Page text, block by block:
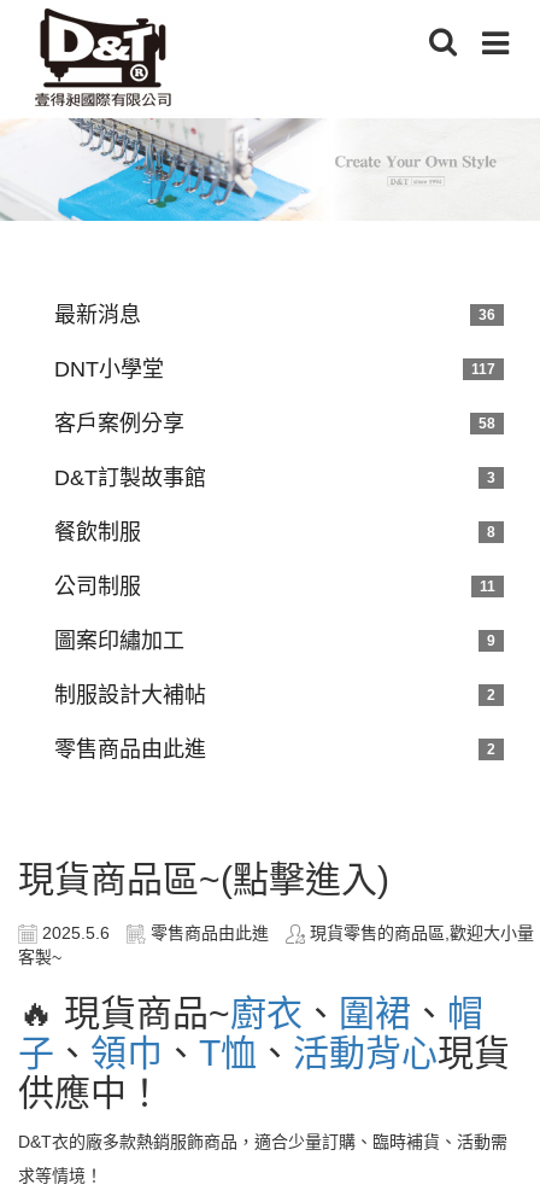
最新消息 36
DNT小學堂 117
客戶案例分享 58
D&T訂製故事館 3
餐飲制服 8
公司制服 11
圖案印繡加工 9
制服設計大補帖 2
零售商品由此進 2
現貨商品區~(點擊進入)
2025.5.6 零售商品由此進
現貨零售的商品區,歡迎大小量
客製~
🔥 現貨商品~廚衣 、 圍裙 、 帽
子 、 領巾 、 T恤 、 活動背心現貨
供應中！
D&T衣的廠多款熱銷服飾商品，適合少量訂購、臨時補貨、活動需
求等情境！